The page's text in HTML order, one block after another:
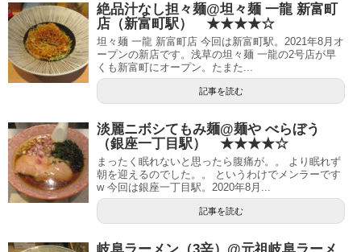
絶品汁なし担々麺@坦々麺 一龍 新富町
店（新富町駅） ★★★★☆
坦々麺 一龍 新富町店 今回は新富町駅。2021年8月オ
ープンの新店です。浅草の坦々麺 一龍の2号店が早
くも新富町にオープン。たまた...
記事を読む
淡麗ニボシてもみ麺@麺や べらぼう
（銀座一丁目駅） ★★★★☆
まったく眠れないと思ったら腹痛が。。 より眠れず
朝を迎えるのでした。。 というわけでメンラーです
w 今回は銀座一丁目駅。2020年8月...
記事を読む